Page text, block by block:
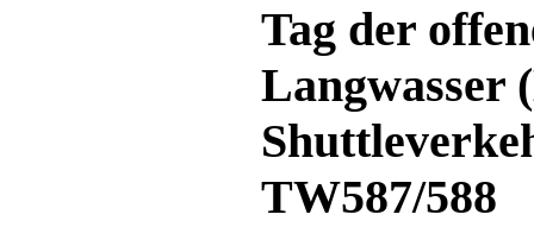
Tag der
Langwasser
TW587/588